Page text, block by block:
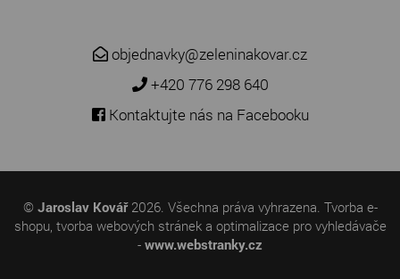
objednavky@zeleninakovar.cz
+420 776 298 640
Kontaktujte nás na Facebooku
© Jaroslav Kovář 2026. Všechna práva vyhrazena. Tvorba e-
shopu, tvorba webových stráneka optimalizace pro vyhledávače
- www.webstranky.cz